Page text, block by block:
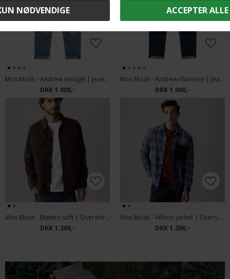
Mos Mosh - Andrew vintage | Jeans vintage Blue
DKK 1.000,-
Mos Mosh - Andrew Florence | Jeans Blue Denim
DKK 1.000,-
Mos Mosh - Matteo soft | Overshirt Black Coffee
DKK 1.200,-
Mos Mosh - Wilson jacket | Overshirt Vintage Indigo
DKK 1.200,-